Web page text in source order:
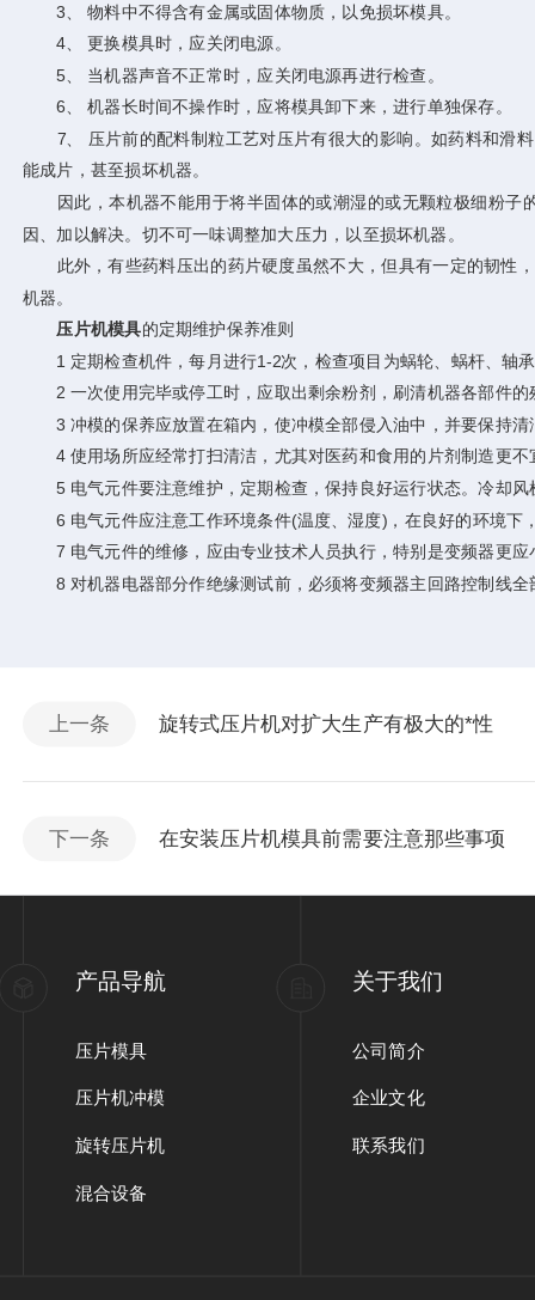
3、 物料中不得含有金属或固体物质，以免损坏模具。
4、 更换模具时，应关闭电源。
5、 当机器声音不正常时，应关闭电源再进行检查。
6、 机器长时间不操作时，应将模具卸下来，进行单独保存。
7、 压片前的配料制粒工艺对压片有很大的影响。如药料和滑料
能成片，甚至损坏机器。
因此，本机器不能用于将半固体的或潮湿的或无颗粒极细粉子
因、加以解决。切不可一味调整加大压力，以至损坏机器。
此外，有些药料压出的药片硬度虽然不大，但具有一定的韧性，
机器。
压片机模具的定期维护保养准则
1 定期检查机件，每月进行1-2次，检查项目为蜗轮、蜗杆、轴
2 一次使用完毕或停工时，应取出剩余粉剂，刷清机器各部件的
3 冲模的保养应放置在箱内，使冲模全部侵入油中，并要保持清
4 使用场所应经常打扫清洁，尤其对医药和食用的片剂制造更不
5 电气元件要注意维护，定期检查，保持良好运行状态。冷却风
6 电气元件应注意工作环境条件(温度、湿度)，在良好的环境下
7 电气元件的维修，应由专业技术人员执行，特别是变频器更应
8 对机器电器部分作绝缘测试前，必须将变频器主回路控制线全
上一条 旋转式压片机对扩大生产有极大的*性
下一条 在安装压片机模具前需要注意那些事项
产品导航
压片模具
压片机冲模
旋转压片机
混合设备
关于我们
公司简介
企业文化
联系我们